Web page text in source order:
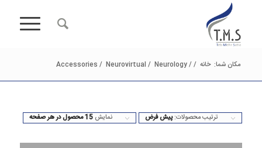
مکان شما: خانه /
/
Neurology
/
Neurovirtual
/
Accessories
ترتیب محصولات:پیش فرض نمایش 15 محصول در هر صفحه